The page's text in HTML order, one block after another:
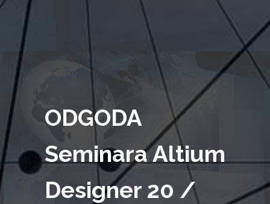
ODGODA
Seminara Altium
Designer 20 /